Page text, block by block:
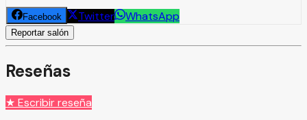
Facebook Twitter WhatsApp
Reportar salón
Reseñas
★ Escribir reseña